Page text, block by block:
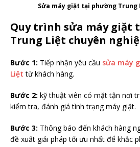
Sửa máy giặt tại phường Trung
Quy trình sửa máy giặt
Trung Liệt chuyên
Bước 1: Tiếp nhận yêu cầu sửa máy
Liệt từ khách hàng.
Bước 2: kỹ thuật viên có mặt tận nơi
kiểm tra, đánh giá tình trạng máy giặt.
Bước 3: Thông báo đến khách hàng
đề xuất giải pháp tối ưu nhất để khắc